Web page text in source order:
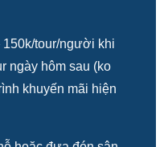
tour/người khi
ngày hôm sau (ko
khuyến mãi hiện